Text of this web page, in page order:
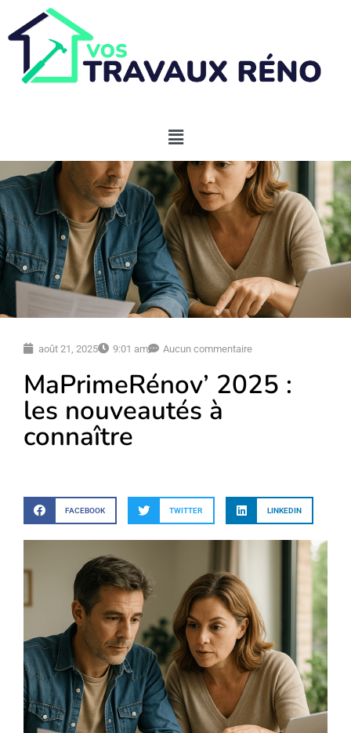
août 21, 2025 9:01 am Aucun commentaire
MaPrimeRénov’ 2025 :
les nouveautés à
connaître
FACEBOOK TWITTER LINKEDIN